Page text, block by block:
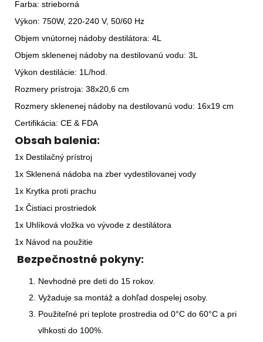
Farba: strieborná
Výkon: 750W, 220-240 V, 50/60 Hz
Objem vnútornej nádoby destilátora: 4L
Objem sklenenej nádoby na destilovanú vodu: 3L
Výkon destilácie: 1L/hod.
Rozmery prístroja: 38x20,6 cm
Rozmery sklenenej nádoby na destilovanú vodu: 16x19 cm
Certifikácia: CE & FDA
Obsah balenia:
1x Destilačný prístroj
1x Sklenená nádoba na zber vydestilovanej vody
1x Krytka proti prachu
1x Čistiaci prostriedok
1x Uhlíková vložka vo vývode z destilátora
1x Návod na použitie
Bezpečnostné pokyny:
Nevhodné pre deti do 15 rokov.
Vyžaduje sa montáž a dohľad dospelej osoby.
Použiteľné pri teplote prostredia od 0°C do 60°C a pri
vlhkosti do 100%.